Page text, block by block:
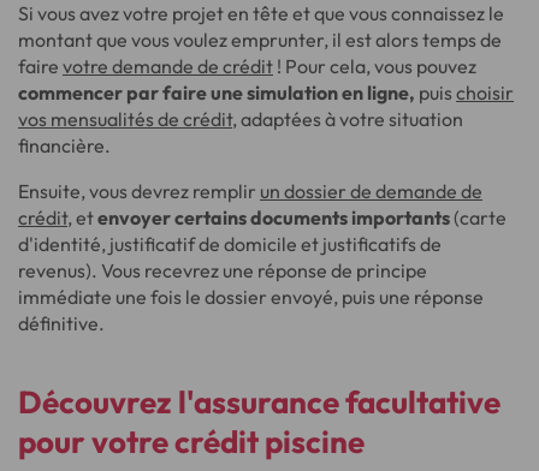
Si vous avez votre projet en tête et que vous connaissez le
montant que vous voulez emprunter, il est alors temps de
faire votre demande de crédit ! Pour cela, vous pouvez
commencer par faire une simulation en ligne, puis choisir
vos mensualités de crédit, adaptées à votre situation
financière.
Ensuite, vous devrez remplir un dossier de demande de
crédit, etenvoyer certains documents importants(carte
d'identité, justificatif de domicile et justificatifs de
revenus). Vous recevrez une réponse de principe
immédiate une fois le dossier envoyé, puis une réponse
définitive.
Découvrez l'assurance facultative
pour votre crédit piscine